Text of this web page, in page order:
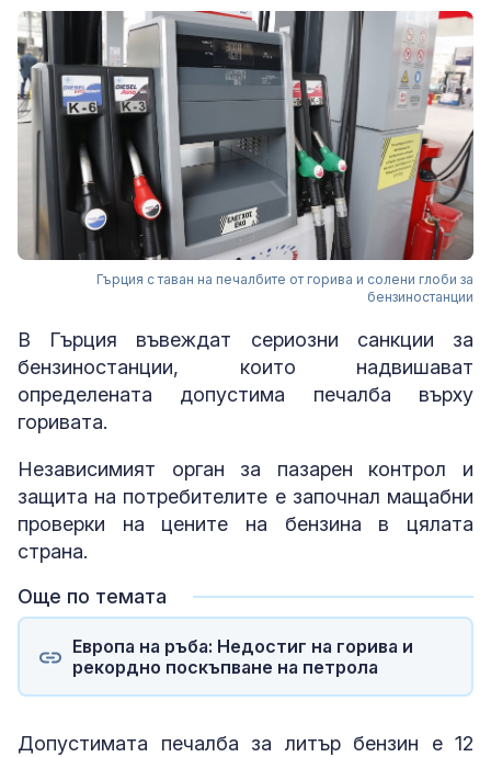
Гърция с таван на печалбите от горива и солени глоби за
бензиностанции
В Гърция въвеждат сериозни санкции за
бензиностанции, които надвишават
определената допустима печалба върху
горивата.
Независимият орган за пазарен контрол и
защита на потребителите е започнал мащабни
проверки на цените на бензина в цялата
страна.
Още по темата
Европа на ръба: Недостиг на горива и
рекордно поскъпване на петрола
Допустимата печалба за литър бензин е 12